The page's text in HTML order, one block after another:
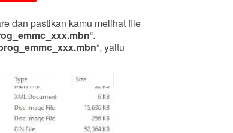
dan pastikan kamu melihat file
“.
“, yaitu